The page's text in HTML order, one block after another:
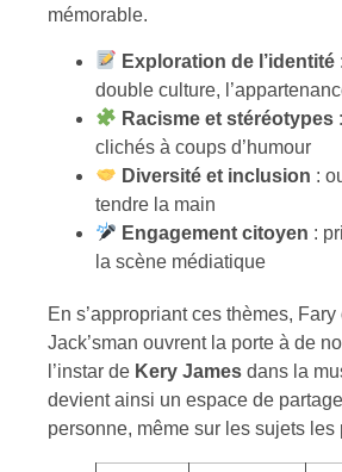
mémorable.
Exploration de l’identité
double culture,
Racisme et stéréotypes
clichés à coups d’humour
Diversité et inclusion :
tendre la main
Engagement citoyen :
la scène médiatique
En s’appropriant ces thèmes, Fary
Jack’sman ouvrent la porte à de
l’instar de Kery James dans la
devient ainsi un espace de
personne, même sur les sujets les